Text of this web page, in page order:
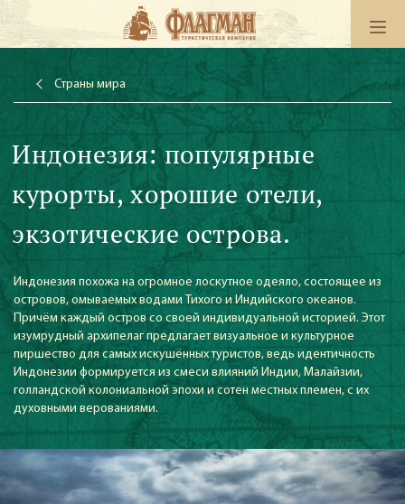
Страны мира
Индонезия: популярные
курорты, хорошие отели,
экзотические острова.
Индонезия похожа на огромное лоскутное одеяло, состоящее из
островов, омываемых водами Тихого и Индийского океанов.
Причём каждый остров со своей индивидуальной историей. Этот
изумрудный архипелаг предлагает визуальное и культурное
пиршество для самых искушённых туристов, ведь идентичность
Индонезии формируется из смеси влияний Индии, Малайзии,
голландской колониальной эпохи и сотен местных племен, с их
духовными верованиями.